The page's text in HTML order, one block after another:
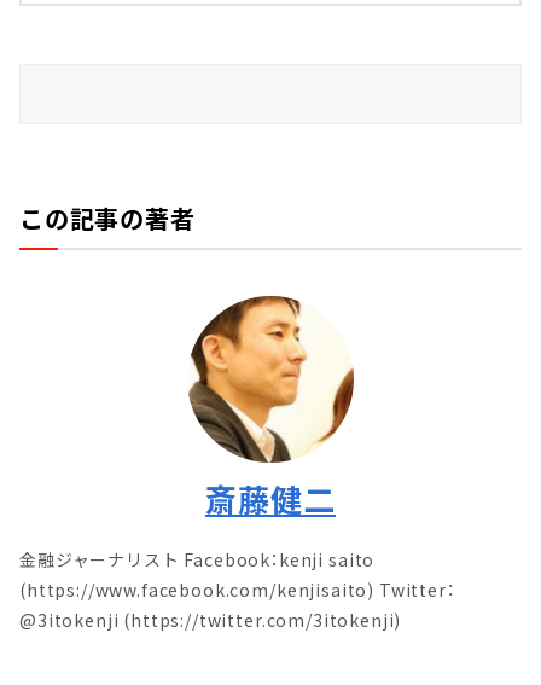
この記事の著者
斎藤健二
金融ジャーナリスト Facebook：kenji saito
(https://www.facebook.com/kenjisaito) Twitter：
@3itokenji (https://twitter.com/3itokenji)